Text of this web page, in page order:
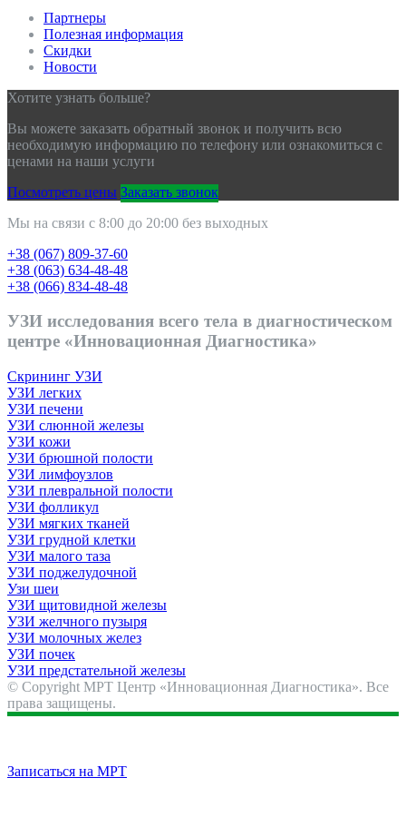
Партнеры
Полезная информация
Скидки
Новости
Хотите узнать больше?
Вы можете заказать обратный звонок и получить всю
необходимую информацию по телефону или ознакомиться с
ценами на наши услуги
Посмотреть цены Заказать звонок
Мы на связи с 8:00 до 20:00 без выходных
+38 (067) 809-37-60
+38 (063) 634-48-48
+38 (066) 834-48-48
УЗИ исследования всего тела в диагностическом
центре «Инновационная Диагностика»
Скрининг УЗИ
УЗИ легких
УЗИ печени
УЗИ слюнной железы
УЗИ кожи
УЗИ брюшной полости
УЗИ лимфоузлов
УЗИ плевральной полости
УЗИ фолликул
УЗИ мягких тканей
УЗИ грудной клетки
УЗИ малого таза
УЗИ поджелудочной
Узи шеи
УЗИ щитовидной железы
УЗИ желчного пузыря
УЗИ молочных желез
УЗИ почек
УЗИ предстательной железы
© Copyright МРТ Центр «Инновационная Диагностика». Все
права защищены.
Записаться на МРТ